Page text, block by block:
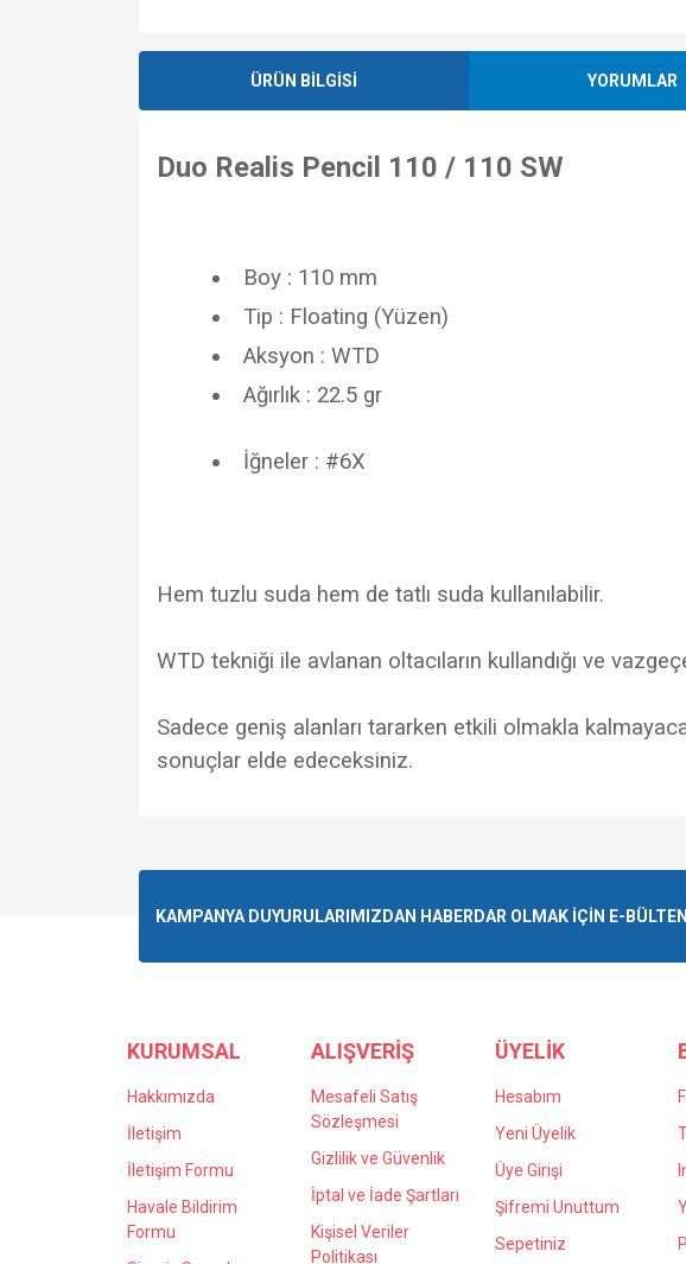
ÜRÜN BİLGİSİ YORUMLAR
Duo Realis Pencil 110 / 110 SW
Boy : 110 mm
Tip : Floating (Yüzen)
Aksyon : WTD
Ağırlık : 22.5 gr
İğneler : #6X
Hem tuzlu suda hem de tatlı suda kullanılabilir.
WTD tekniği ile avlanan oltacıların kullandığı ve
Sadece geniş alanları tararken etkili olmakla
sonuçlar elde edeceksiniz.
Ürün resmi kalitesiz, bozuk veya görüntülenemiyor.
Bu ürüne benzer farklı alternatifler olmalı.
KAMPANYA DUYURULARIMIZDAN HABERDAR OLMAK İÇİN E-
KURUMSAL
Hakkımızda
İletişim
İletişim Formu
Havale Bildirim
Formu
ALIŞVERİŞ
Mesafeli Satış
Sözleşmesi
Gizlilik ve Güvenlik
İptal ve İade Şartları
Kişisel Veriler
Politikası
ÜYELİK
Hesabım
Yeni Üyelik
Üye Girişi
Şifremi Unuttum
Sepetiniz